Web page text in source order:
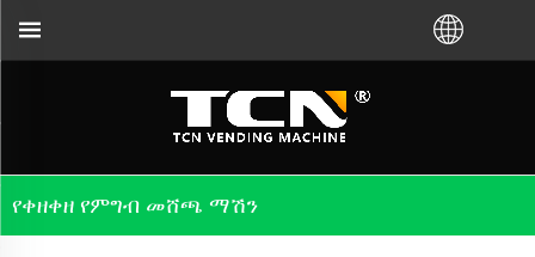
የቀዘቀዘ የምግብ መሸጫ ማሽን
ይረዳሃል። ይደውሉልን፡+86-731-88048300